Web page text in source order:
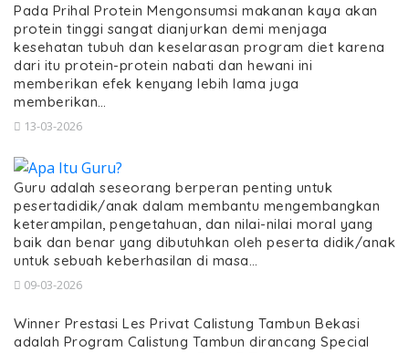
Pada Prihal Protein Mengonsumsi makanan kaya akan
protein tinggi sangat dianjurkan demi menjaga
kesehatan tubuh dan keselarasan program diet karena
dari itu protein-protein nabati dan hewani ini
memberikan efek kenyang lebih lama juga
memberikan…
13-03-2026
Guru adalah seseorang berperan penting untuk
pesertadidik/anak dalam membantu mengembangkan
keterampilan, pengetahuan, dan nilai-nilai moral yang
baik dan benar yang dibutuhkan oleh peserta didik/anak
untuk sebuah keberhasilan di masa…
09-03-2026
Winner Prestasi Les Privat Calistung Tambun Bekasi
adalah Program Calistung Tambun dirancang Special